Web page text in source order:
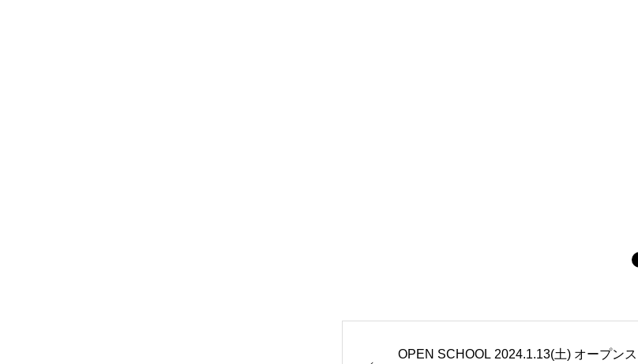
OPEN SCHOOL 2024.1.13(土) オープンス